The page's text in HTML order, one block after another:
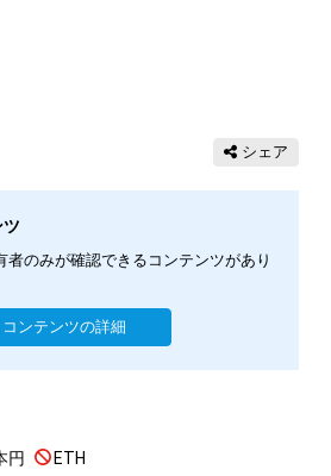
シェア
者のみが確認できるコンテンツがあり
コンテンツの詳細
円
ETH